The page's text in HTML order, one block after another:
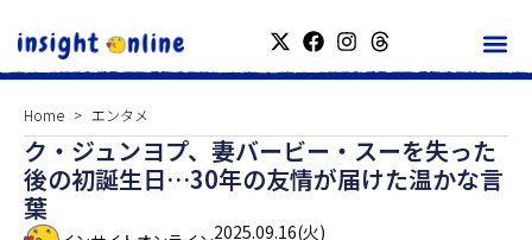
Home エンタメ
ク・ジュンヨプ、妻バービー・スーを失った
後の初誕生日…30年の友情が届けた温かな言
葉
2025.09.16(火)